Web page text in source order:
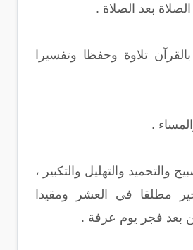
بعد الصلاة .
تلاوة وحفظا وتفسيرا
.
والتحميد والتهليل والتكبير ،
مطلقا في العشر ومقيدا
بعد فجر يوم عرفة .